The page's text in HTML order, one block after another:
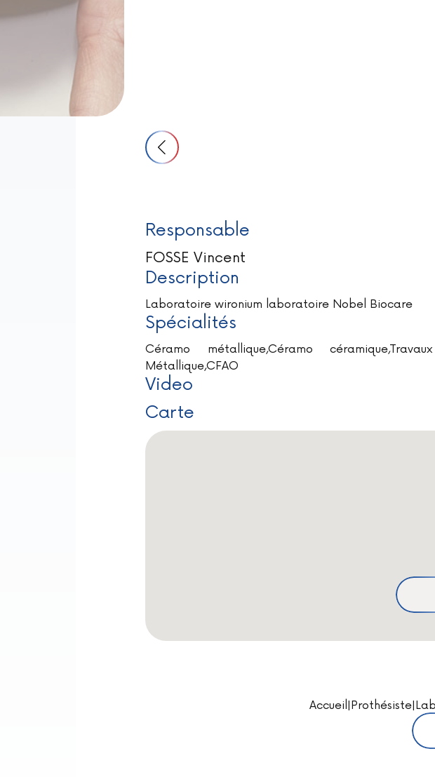
Responsable
FOSSE Vincent
Description
Laboratoire wironium laboratoire Nobel Biocare
Spécialités
Céramo métallique,Céramo
Métallique,CFAO
Video
Carte
Accueil Prothésiste